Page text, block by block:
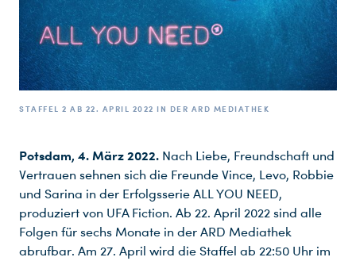
STAFFEL 2 AB 22. APRIL 2022 IN DER ARD MEDIATHEK
Potsdam, 4. März 2022. Nach Liebe, Freundschaft und
Vertrauen sehnen sich die Freunde Vince, Levo, Robbie
und Sarina in der Erfolgsserie ALL YOU NEED,
produziert von UFA Fiction. Ab 22. April 2022 sind alle
Folgen für sechs Monate in der ARD Mediathek
abrufbar. Am 27. April wird die Staffel ab 22:50 Uhr im